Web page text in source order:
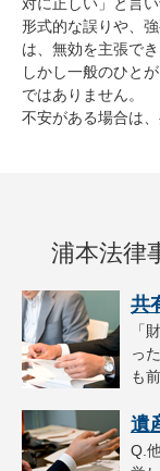
形式的な誤りや、
は、無効を主張でき
しかし一般のひと
ではありません。
不安がある場合は
浦本法律
共
「
っ
も
遺
Q.